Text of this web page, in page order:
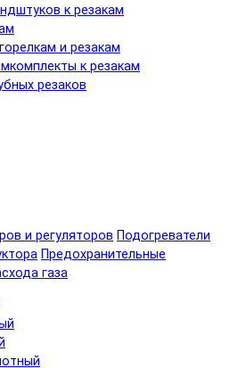
к резакам
и резакам
к резакам
резаков
и регуляторов Подогреватели
Предохранительные
газа